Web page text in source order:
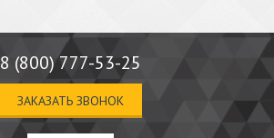
8 (800) 777-53-25
ЗАКАЗАТЬ ЗВОНОК